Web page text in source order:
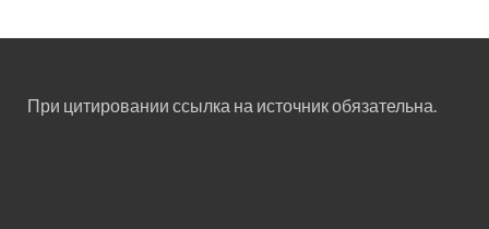
При цитировании ссылка на источник обязательна.